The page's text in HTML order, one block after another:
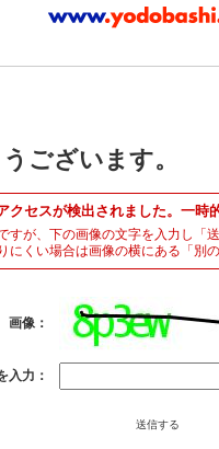
ございます。
クセスが検出されました。一時
すが、下の画像の文字を入力し「
にくい場合は画像の横にある「別
画像：
入力：
送信する